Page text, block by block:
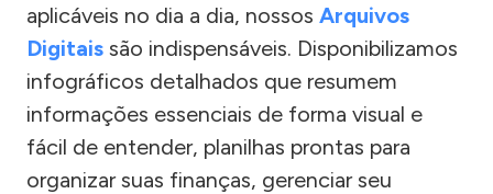
aplicáveis no dia a dia, nossos Arquivos
Digitais são indispensáveis. Disponibilizamos
infográficos detalhados que resumem
informações essenciais de forma visual e
fácil de entender, planilhas prontas para
organizar suas finanças, gerenciar seu